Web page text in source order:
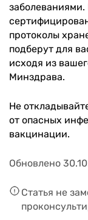
протоколы
подберут для
исходя из
Минздрава.
Не
от опасных
вакцинации.
Обновлено
Статья не